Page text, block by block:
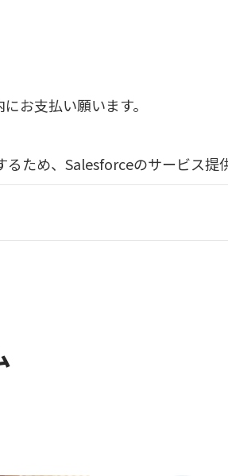
お支払い願います。
ため、Salesforceのサービス提